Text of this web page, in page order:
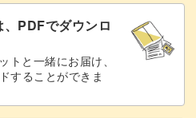
PDFでダウンロ
トと一緒にお届け、
することができま